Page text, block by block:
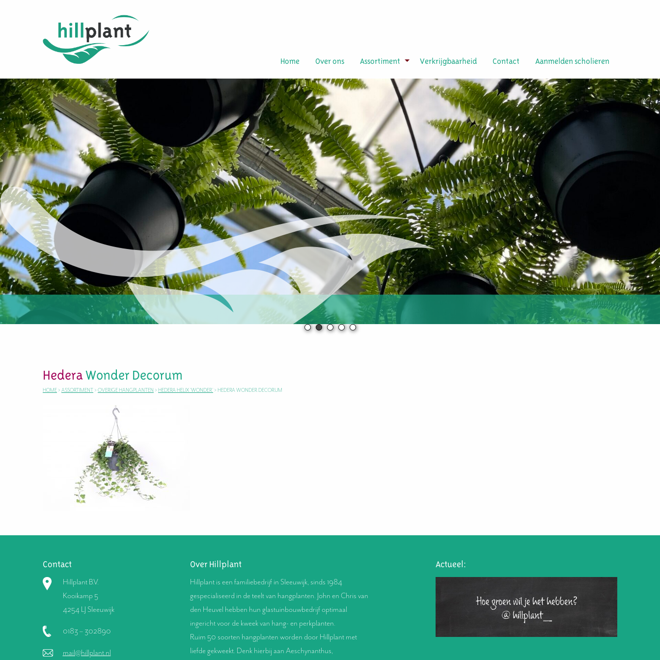
Home Over ons Assortiment Verkrijgbaarheid Contact Aanmelden scholieren
HederaWonder Decorum
HOME > ASSORTIMENT > OVERIGE HANGPLANTEN > HEDERA HELIX ‘WONDER’ > HEDERA WONDER DECORUM
Contact
Hillplant B.V.
Kooikamp 5
4254 LJ Sleeuwijk
0183 – 302890
mail@hillplant.nl
Over Hillplant
Hillplant is een familiebedrijf in Sleeuwijk, sinds 1984
gespecialiseerd in de teelt van hangplanten. John en Chris van
den Heuvel hebben hun glastuinbouwbedrijf optimaal
ingericht voor de kweek van hang- en perkplanten.
Ruim 50 soorten hangplanten worden door Hillplant met
liefde gekweekt. Denk hierbij aan Aeschynanthus,
Actueel:
Hoe groen wil je het hebben?
@hillplant_